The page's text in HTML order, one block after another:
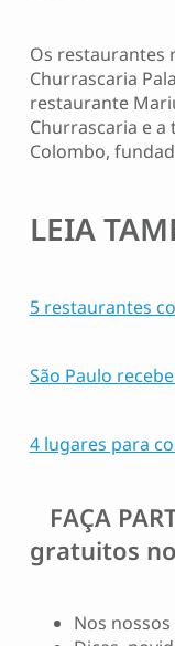
Os restaurantes
Churrascaria
restaurante
Churrascaria e
Colombo,
LEIA
5 restaurantes
São Paulo
4 lugares para
FAÇA
gratuitos
Nos